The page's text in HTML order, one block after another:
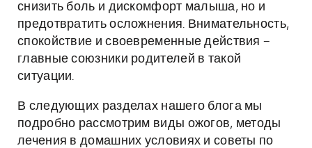
снизить боль и дискомфорт малыша, но и
предотвратить осложнения. Внимательность,
спокойствие и своевременные действия –
главные союзники родителей в такой
ситуации.
В следующих разделах нашего блога мы
подробно рассмотрим виды ожогов, методы
лечения в домашних условиях и советы по